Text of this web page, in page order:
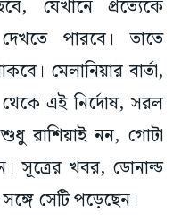
যেখানে প্রত্যেকে
পারবে। তাতে
মেলানিয়ার বার্তা,
এই নির্দোষ, সরল
রাশিয়াই নন, গোটা
সূত্রের খবর, ডোনাল্ড
সঙ্গে সেটি পড়েছেন।